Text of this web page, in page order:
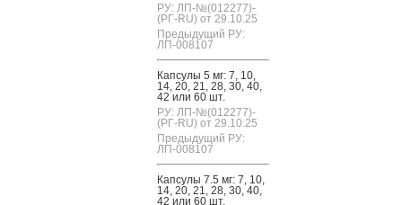
РУ: ЛП-№(012277)-
(РГ-RU) от 29.10.25
Предыдущий РУ:
ЛП-008107
Кап­су­лы 5 мг: 7, 10,
14, 20, 21, 28, 30, 40,
42 или 60 шт.
РУ: ЛП-№(012277)-
(РГ-RU) от 29.10.25
Предыдущий РУ:
ЛП-008107
Кап­су­лы 7.5 мг: 7, 10,
14, 20, 21, 28, 30, 40,
42 или 60 шт.